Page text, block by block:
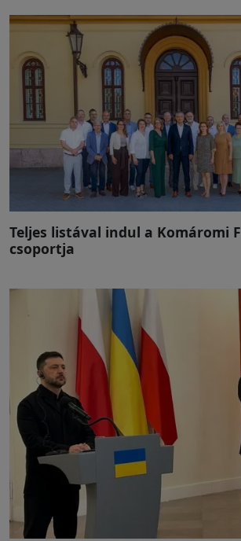
Teljes listával indul a Komáromi
csoportja